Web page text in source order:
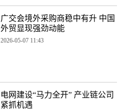
广交会境外采购商稳中有升 中国
外贸显现强劲动能
2026-05-07 11:43
电网建设“马力全开” 产业链公司
紧抓机遇